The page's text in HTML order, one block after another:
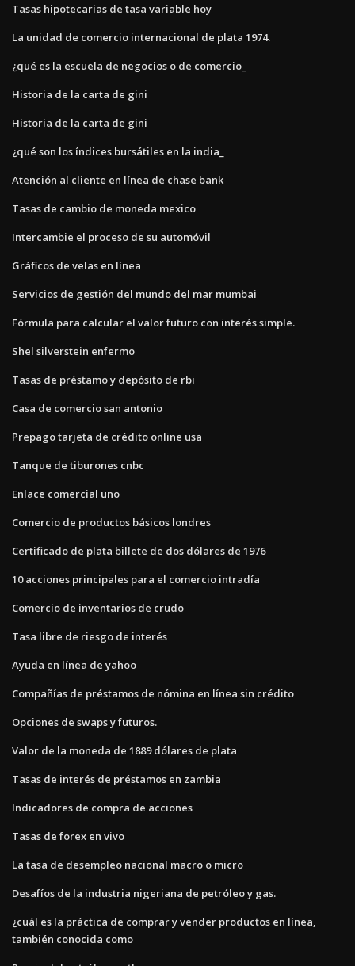
Tasas hipotecarias de tasa variable hoy
La unidad de comercio internacional de plata 1974.
¿qué es la escuela de negocios o de comercio_
Historia de la carta de gini
Historia de la carta de gini
¿qué son los índices bursátiles en la india_
Atención al cliente en línea de chase bank
Tasas de cambio de moneda mexico
Intercambie el proceso de su automóvil
Gráficos de velas en línea
Servicios de gestión del mundo del mar mumbai
Fórmula para calcular el valor futuro con interés simple.
Shel silverstein enfermo
Tasas de préstamo y depósito de rbi
Casa de comercio san antonio
Prepago tarjeta de crédito online usa
Tanque de tiburones cnbc
Enlace comercial uno
Comercio de productos básicos londres
Certificado de plata billete de dos dólares de 1976
10 acciones principales para el comercio intradía
Comercio de inventarios de crudo
Tasa libre de riesgo de interés
Ayuda en línea de yahoo
Compañías de préstamos de nómina en línea sin crédito
Opciones de swaps y futuros.
Valor de la moneda de 1889 dólares de plata
Tasas de interés de préstamos en zambia
Indicadores de compra de acciones
Tasas de forex en vivo
La tasa de desempleo nacional macro o micro
Desafíos de la industria nigeriana de petróleo y gas.
¿cuál es la práctica de comprar y vender productos en línea,
también conocida como